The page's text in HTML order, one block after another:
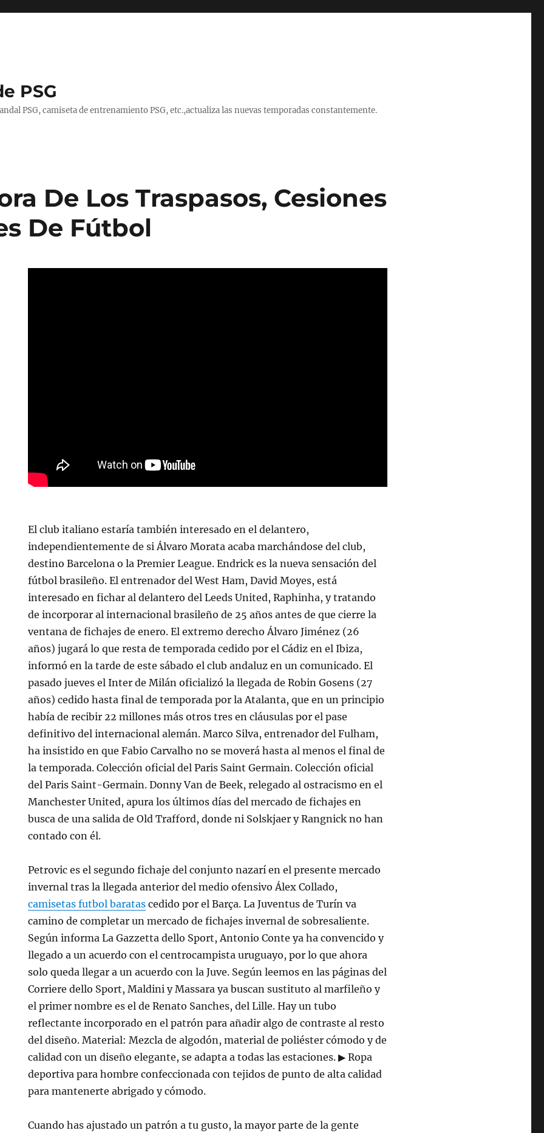
PSG
PSG, camiseta de entrenamiento PSG, etc.,actualiza las nuevas temporadas constantemente.
De Los Traspasos, Cesiones
De Fútbol
El club italiano estaría también interesado en el delantero,
independientemente de si Álvaro Morata acaba marchándose del club,
destino Barcelona o la Premier League. Endrick es la nueva sensación del
fútbol brasileño. El entrenador del West Ham, David Moyes, está
interesado en fichar al delantero del Leeds United, Raphinha, y tratando
de incorporar al internacional brasileño de 25 años antes de que cierre la
ventana de fichajes de enero. El extremo derecho Álvaro Jiménez (26
años) jugará lo que resta de temporada cedido por el Cádiz en el Ibiza,
informó en la tarde de este sábado el club andaluz en un comunicado. El
pasado jueves el Inter de Milán oficializó la llegada de Robin Gosens (27
años) cedido hasta final de temporada por la Atalanta, que en un principio
había de recibir 22 millones más otros tres en cláusulas por el pase
definitivo del internacional alemán. Marco Silva, entrenador del Fulham,
ha insistido en que Fabio Carvalho no se moverá hasta al menos el final de
la temporada. Colección oficial del Paris Saint Germain. Colección oficial
del Paris Saint-Germain. Donny Van de Beek, relegado al ostracismo en el
Manchester United, apura los últimos días del mercado de fichajes en
busca de una salida de Old Trafford, donde ni Solskjaer y Rangnick no han
contado con él.
Petrovic es el segundo fichaje del conjunto nazarí en el presente mercado
invernal tras la llegada anterior del medio ofensivo Álex Collado,
camisetas futbol baratas cedido por el Barça. La Juventus de Turín va
camino de completar un mercado de fichajes invernal de sobresaliente.
Según informa La Gazzetta dello Sport, Antonio Conte ya ha convencido y
llegado a un acuerdo con el centrocampista uruguayo, por lo que ahora
solo queda llegar a un acuerdo con la Juve. Según leemos en las páginas del
Corriere dello Sport, Maldini y Massara ya buscan sustituto al marfileño y
el primer nombre es el de Renato Sanches, del Lille. Hay un tubo
reflectante incorporado en el patrón para añadir algo de contraste al resto
del diseño. Material: Mezcla de algodón, material de poliéster cómodo y de
calidad con un diseño elegante, se adapta a todas las estaciones. ▶ Ropa
deportiva para hombre confeccionada con tejidos de punto de alta calidad
para mantenerte abrigado y cómodo.
Cuando has ajustado un patrón a tu gusto, la mayor parte de la gente